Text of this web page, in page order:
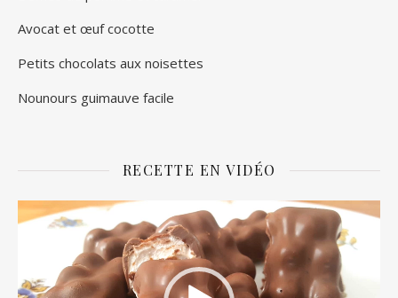
Avocat et œuf cocotte
Petits chocolats aux noisettes
Nounours guimauve facile
RECETTE EN VIDÉO
Lecteur
vidéo